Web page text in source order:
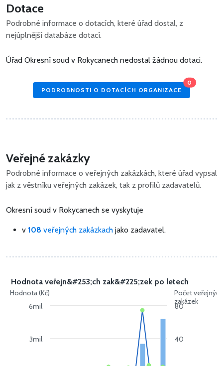
Dotace
Podrobné informace o dotacích, které úřad dostal, z
nejúplnější databáze dotací.
Úřad Okresní soud v Rokycanech nedostal žádnou dotaci.
PODROBNOSTI O DOTACÍCH ORGANIZACE
0
Veřejné zakázky
Podrobné informace o veřejných zakázkách, které úřad vypsal
jak z věstníku veřejných zakázek, tak z profilů zadavatelů.
Okresní soud v Rokycanech se vyskytuje
v 108 veřejných zakázkach jako zadavatel.
Hodnota (Kč)
Počet veřejných
zakázek
Hodnota veřejn&#253;ch zak&#225;zek po letech
3mil
6mil
40
80